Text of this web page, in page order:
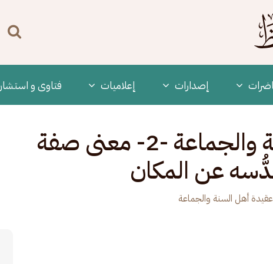
‫إصدارات إعلاميات فتاوى و
شرح عقيدة أهل السنة والجماعة -2- معنى صفة
عن المكان
عقيدة أهل السنة والجماعة